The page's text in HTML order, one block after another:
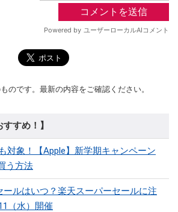
のです。最新の内容をご確認ください。
すめ！】
対象！【Apple】新学期キャンペーン
う方法
ールはいつ？楽天スーパーセールに注
（水）開催